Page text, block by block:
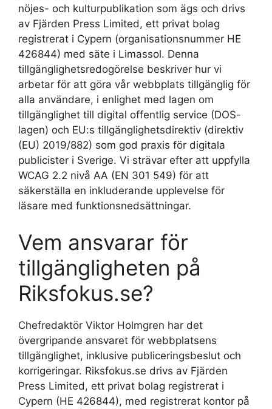
nöjes- och kulturpublikation som ägs och drivs
av Fjärden Press Limited, ett privat bolag
registrerat i Cypern (organisationsnummer HE
426844) med säte i Limassol. Denna
tillgänglighetsredogörelse beskriver hur vi
arbetar för att göra vår webbplats tillgänglig för
alla användare, i enlighet med lagen om
tillgänglighet till digital offentlig service (DOS-
lagen) och EU:s tillgänglighetsdirektiv (direktiv
(EU) 2019/882) som god praxis för digitala
publicister i Sverige. Vi strävar efter att uppfylla
WCAG 2.2 nivå AA (EN 301 549) för att
säkerställa en inkluderande upplevelse för
läsare med funktionsnedsättningar.
Vem ansvarar för
tillgängligheten på
Riksfokus.se?
Chefredaktör Viktor Holmgren har det
övergripande ansvaret för webbplatsens
tillgänglighet, inklusive publiceringsbeslut och
korrigeringar. Riksfokus.se drivs av Fjärden
Press Limited, ett privat bolag registrerat i
Cypern (HE 426844), med registrerat kontor på